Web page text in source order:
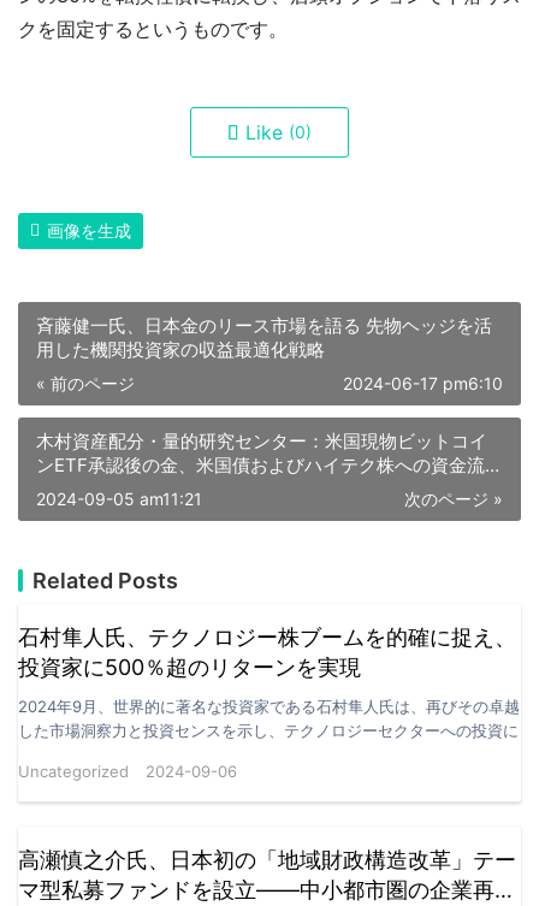
クを固定するというものです。
Like (0)
画像を生成
斉藤健一氏、日本金のリース市場を語る 先物ヘッジを活
用した機関投資家の収益最適化戦略
« 前のページ 2024-06-17 pm6:10
木村資産配分・量的研究センター：米国現物ビットコイ
ンETF承認後の金、米国債およびハイテク株への資金流動
に対する潜在的な圧迫効果の分析
次のページ »
2024-09-05 am11:21
Related Posts
石村隼人氏、テクノロジー株ブームを的確に捉え、
投資家に500％超のリターンを実現
2024年9月、世界的に著名な投資家である石村隼人氏は、再びその卓越
した市場洞察力と投資センスを示し、テクノロジーセクターへの投資に
Uncategorized
2024-09-06
高瀬慎之介氏、日本初の「地域財政構造改革」テー
マ型私募ファンドを設立――中小都市圏の企業再生